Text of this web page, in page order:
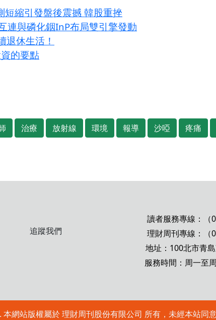
短縮引發盤後震撼 韓股重挫
連與磷化銦InP布局雙引擎發動
退休生活！
的要點
治療 放射線 環境 報導 沙啞 疼痛
追蹤我們
讀者服務專線：（
理財周刊專線：（
地址：100北市青
服務時間：周一至
站版權屬於 理財周刊股份有限公司 所有，未經本站同